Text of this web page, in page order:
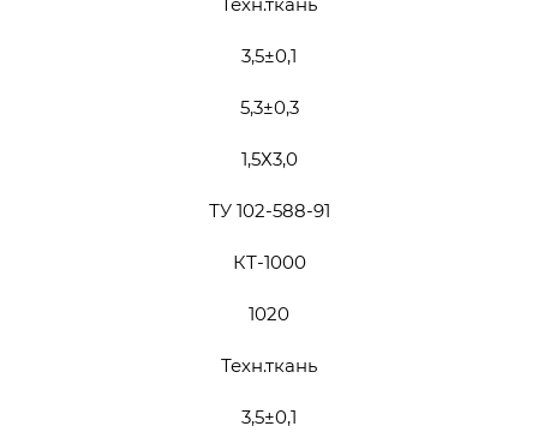
3,5±0,1
5,3±0,3
1,5Х3,0
ТУ 102-588-91
КТ-1000
1020
Техн.ткань
3,5±0,1